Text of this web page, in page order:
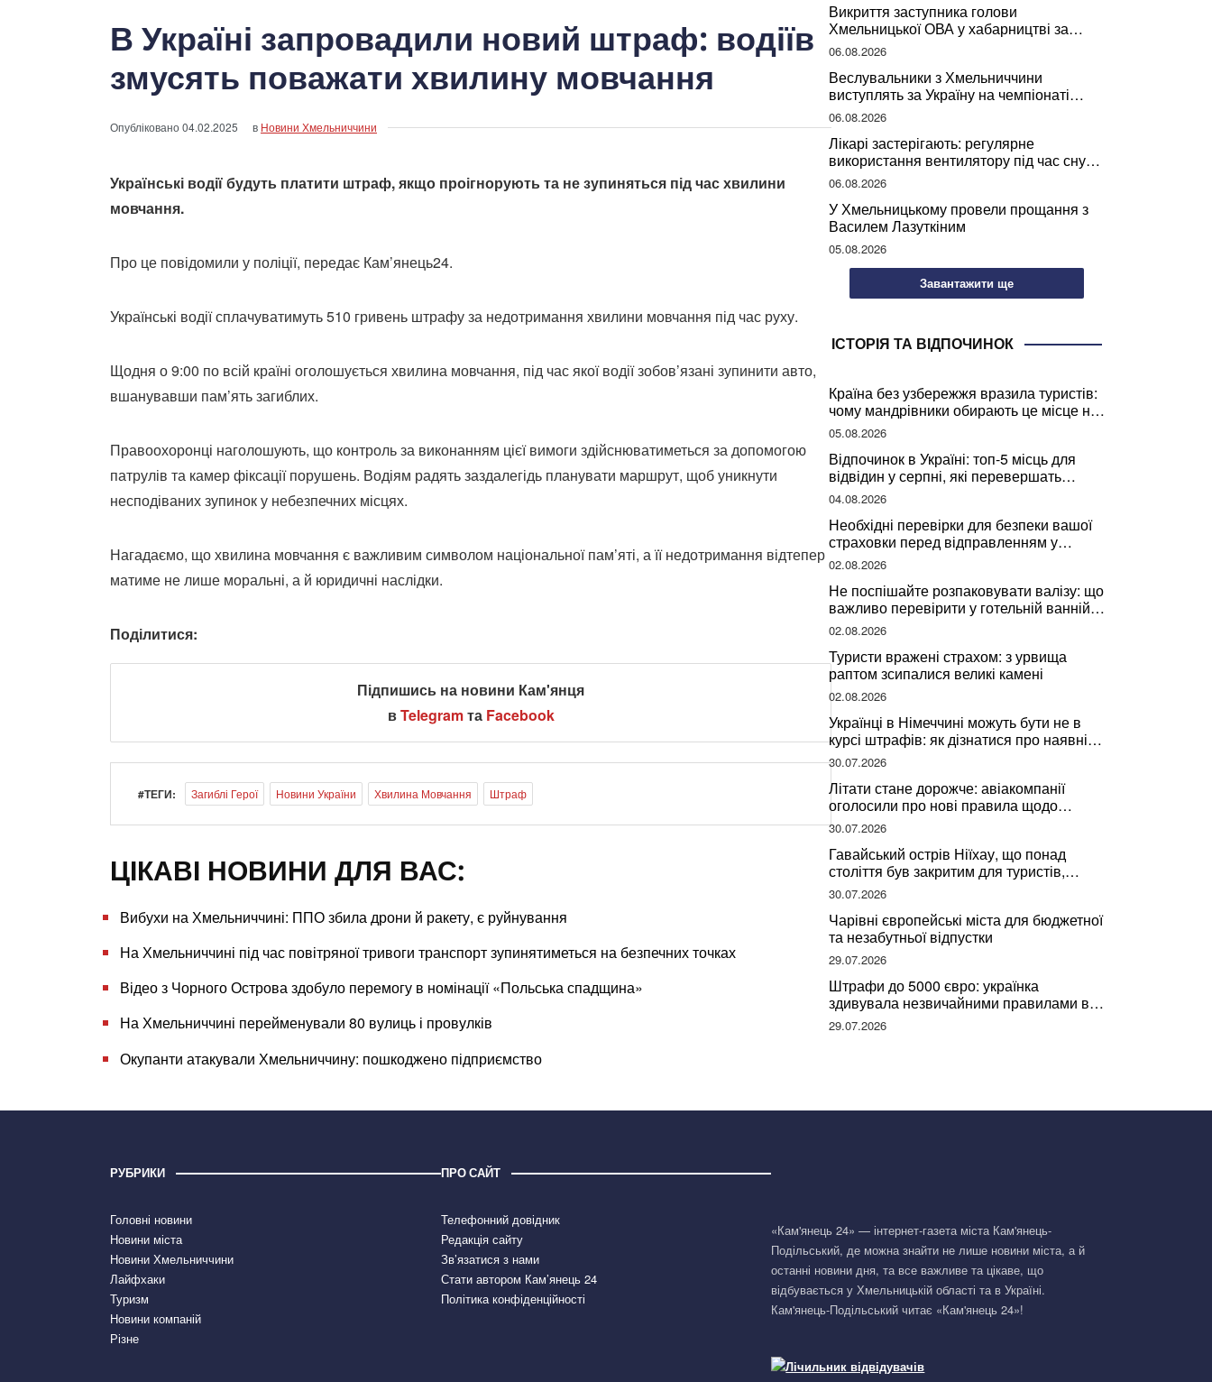
В Україні запровадили новий штраф: водіїв
змусять поважати хвилину мовчання
Опубліковано04.02.2025 в Новини Хмельниччини
Українські водії будуть платити штраф, якщо проігнорують та не зупиняться під час хвилини
мовчання.
Про це повідомили у поліції, передає Кам’янець24.
Українські водії сплачуватимуть 510 гривень штрафу за недотримання хвилини мовчання під час руху.
Щодня о 9:00 по всій країні оголошується хвилина мовчання, під час якої водії зобов’язані зупинити авто,
вшанувавши пам’ять загиблих.
Правоохоронці наголошують, що контроль за виконанням цієї вимоги здійснюватиметься за допомогою
патрулів та камер фіксації порушень. Водіям радять заздалегідь планувати маршрут, щоб уникнути
несподіваних зупинок у небезпечних місцях.
Нагадаємо, що хвилина мовчання є важливим символом національної пам’яті, а її недотримання відтепер
матиме не лише моральні, а й юридичні наслідки.
Поділитися:
Підпишись на новини Кам'янця
вTelegramта Facebook
#ТЕГИ: Загиблі Герої Новини України Хвилина Мовчання Штраф
ЦІКАВІ НОВИНИ ДЛЯ ВАС:
Вибухи на Хмельниччині: ППО збила дрони й ракету, є руйнування
На Хмельниччині під час повітряної тривоги транспорт зупинятиметься на безпечних точках
Відео з Чорного Острова здобуло перемогу в номінації «Польська спадщина»
На Хмельниччині перейменували 80 вулиць і провулків
Окупанти атакували Хмельниччину: пошкоджено підприємство
Викриття заступника голови
Хмельницької ОВА у хабарництві за
підписання контрактів на ремонт доріг
06.08.2026
Веслувальники з Хмельниччини
виступлять за Україну на чемпіонаті
світу
06.08.2026
Лікарі застерігають: регулярне
використання вентилятору під час сну
може негативно вплинути на ваше
здоров’я
06.08.2026
У Хмельницькому провели прощання з
Василем Лазуткіним
05.08.2026
Завантажити ще
ІСТОРІЯ ТА ВІДПОЧИНОК
Країна без узбережжя вразила туристів:
чому мандрівники обирають це місце на
відпочинок
05.08.2026
Відпочинок в Україні: топ-5 місць для
відвідин у серпні, які перевершать
закордонні враження
04.08.2026
Необхідні перевірки для безпеки вашої
страховки перед відправленням у
подорож
02.08.2026
Не поспішайте розпаковувати валізу: що
важливо перевірити у готельній ванній
за словами досвідченої мандрівниці
02.08.2026
Туристи вражені страхом: з урвища
раптом зсипалися великі камені
02.08.2026
Українці в Німеччині можуть бути не в
курсі штрафів: як дізнатися про наявні
борги
30.07.2026
Літати стане дорожче: авіакомпанії
оголосили про нові правила щодо
вибору місць
30.07.2026
Гавайський острів Ніїхау, що понад
століття був закритим для туристів,
починає приймати перших відвідувачів
30.07.2026
Чарівні європейські міста для бюджетної
та незабутньої відпустки
29.07.2026
Штрафи до 5000 євро: українка
здивувала незвичайними правилами в
Німеччині та поділилася правдою
29.07.2026
РУБРИКИ
Головні новини
Новини міста
Новини Хмельниччини
Лайфхаки
Туризм
Новини компаній
Різне
ПРО САЙТ
Телефонний довідник
Редакція сайту
Зв’язатися з нами
Стати автором Кам’янець 24
Політика конфіденційності
«Кам'янець 24» — інтернет-газета міста Кам'янець-
Подільський, де можна знайти не лише новини міста, а й
останні новини дня, та все важливе та цікаве, що
відбувається у Хмельницькій області та в Україні.
Кам'янець-Подільський читає «Кам'янець 24»!